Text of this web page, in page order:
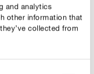
and analytics
other information that
collected from
les orchidées ont